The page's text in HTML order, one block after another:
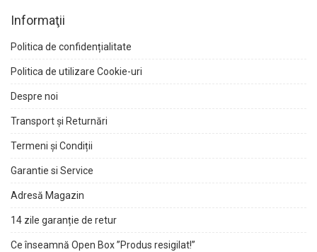
Informaţii
Politica de confidențialitate
Politica de utilizare Cookie-uri
Despre noi
Transport și Returnări
Termeni și Condiții
Garantie si Service
Adresă Magazin
14 zile garanție de retur
Ce înseamnă Open Box ”Produs resigilat!”